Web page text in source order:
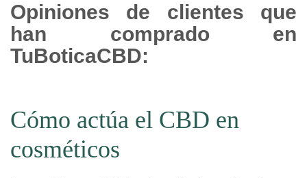
Opiniones de clientes que
han comprado en
TuBoticaCBD:
Cómo actúa el CBD en
cosméticos